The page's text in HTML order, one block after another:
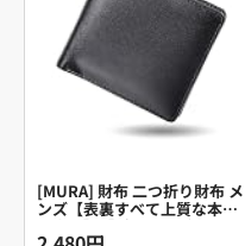
[MURA] 財布 二つ折り財布 メ
ンズ【表裏すべて上質な本革
仕立て】【ポケットが膨らま